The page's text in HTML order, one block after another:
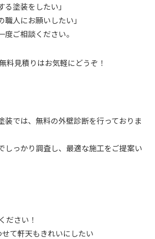
る塗装をしたい」
職人にお願いしたい」
ご相談ください。
料見積りはお気軽にどうぞ！
装では、無料の外壁診断を行っておりま
しっかり調査し、最適な施工をご提案い
ださい！
て軒天もきれいにしたい